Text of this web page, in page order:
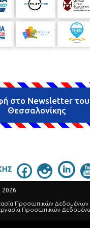
στο Newsletter
Θεσσαλονίκης
2026
Προσωπικών Δεδομένων
Προσωπικών